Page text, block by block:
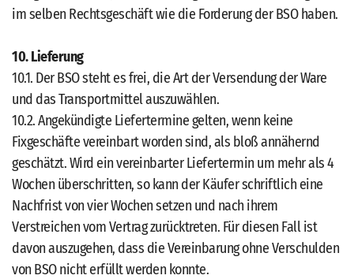
im selben Rechtsgeschäft wie die Forderung der BSO haben.
10. Lieferung
10.1. Der BSO steht es frei, die Art der Versendung der Ware
und das Transportmittel auszuwählen.
10.2. Angekündigte Liefertermine gelten, wenn keine
Fixgeschäfte vereinbart worden sind, als bloß annähernd
geschätzt. Wird ein vereinbarter Liefertermin um mehr als 4
Wochen überschritten, so kann der Käufer schriftlich eine
Nachfrist von vier Wochen setzen und nach ihrem
Verstreichen vom Vertrag zurücktreten. Für diesen Fall ist
davon auszugehen, dass die Vereinbarung ohne Verschulden
von BSO nicht erfüllt werden konnte.